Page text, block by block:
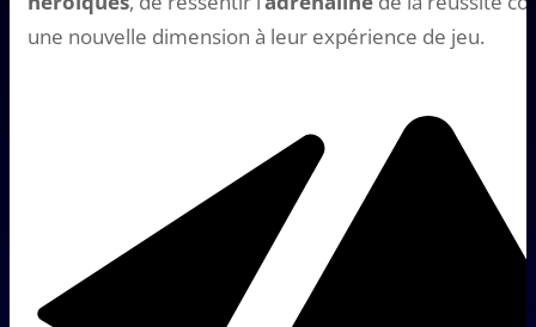
une nouvelle dimension à leur expérience de jeu.